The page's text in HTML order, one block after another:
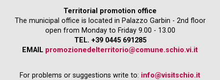
Territorial promotion office
The municipal office is located in Palazzo Garbin - 2nd floor
open from Monday to Friday 9.00 - 13.00
TEL. +39 0445 691285
EMAIL promozionedelterritorio@comune.schio.vi.it
For problems or suggestions write to: info@visitschio.it